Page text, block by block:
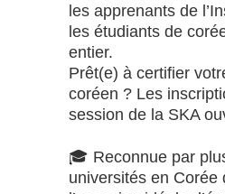
les apprenants de
les étudiants de
entier.
Prêt(e) à certifier
coréen ? Les
session de la SKA
🎓 Reconnue par
universités en Corée